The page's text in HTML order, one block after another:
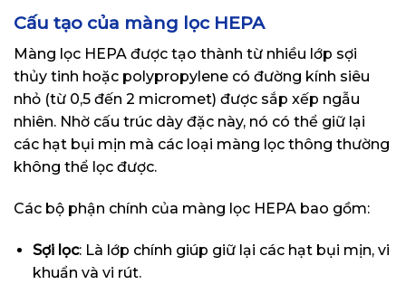
Cấu tạo của màng lọc HEPA
Màng lọc HEPA được tạo thành từ nhiều lớp sợi
thủy tinh hoặc polypropylene có đường kính siêu
nhỏ (từ 0,5 đến 2 micromet) được sắp xếp ngẫu
nhiên. Nhờ cấu trúc dày đặc này, nó có thể giữ lại
các hạt bụi mịn mà các loại màng lọc thông thường
không thể lọc được.
Các bộ phận chính của màng lọc HEPA bao gồm:
Sợi lọc: Là lớp chính giúp giữ lại các hạt bụi mịn, vi
khuẩn và vi rút.